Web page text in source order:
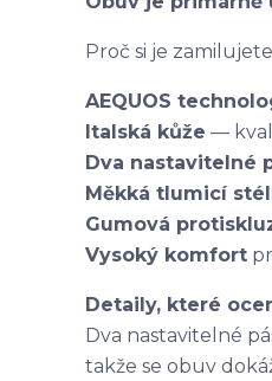
Proč si je
AEQUOS
Italská kůže —
Dva nastavitelné
Měkká tlumicí
Gumová
Vysoký komfort
Detaily, které
Dva nastavitelné
takže se obuv